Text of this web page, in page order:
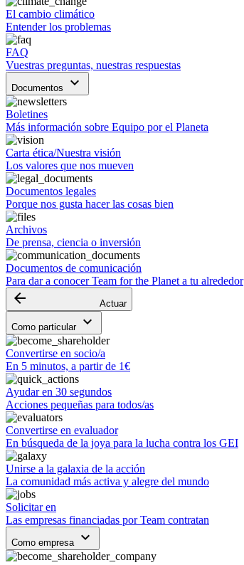
El cambio climático
Entender los problemas
FAQ
Vuestras preguntas, nuestras respuestas
Documentos keyboard_arrow_down
Boletines
Más información sobre Equipo por el Planeta
Carta ética/Nuestra visión
Los valores que nos mueven
Documentos legales
Porque nos gusta hacer las cosas bien
Archivos
De prensa, ciencia o inversión
Documentos de comunicación
Para dar a conocer Team for the Planet a tu alrededor
arrow_backward Actuar
Como particular keyboard_arrow_down
Convertirse en socio/a
En 5 minutos, a partir de 1€
Ayudar en 30 segundos
Acciones pequeñas para todos/as
Convertirse en evaluador
En búsqueda de la joya para la lucha contra los GEI
Unirse a la galaxia de la acción
La comunidad más activa y alegre del mundo
Solicitar en
Las empresas financiadas por Team contratan
Como empresa keyboard_arrow_down